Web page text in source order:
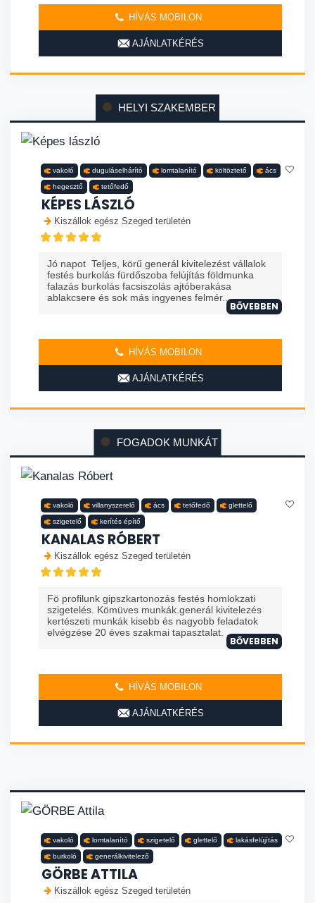
HÍVÁS MOBILON
AJÁNLATKÉRÉS
HELYI SZAKEMBER
vakoló duguláselhárító lomtalanító költöztető ács
hegesztő tetőfedő
KÉPES LÁSZLÓ
Kiszállok egész Szeged területén
Jó napot Teljes, körű generál kivitelezést vállalok
festés burkolás fürdőszoba felújítás földmunka
falazás burkolás facsiszolás ajtóberakása
ablakcsere és sok más ingyenes felmér...
BŐVEBBEN
HÍVÁS MOBILON
AJÁNLATKÉRÉS
FOGADOK MUNKÁT
vakoló villanyszerelő ács tetőfedő glettelő
szigetelő kerítés építő
KANALAS RÓBERT
Kiszállok egész Szeged területén
Fö profilunk gipszkartonozás festés homlokzati
szigetelés. Kömüves munkák.generál kivitelezés
kertészeti munkák kisebb és nagyobb feladatok
elvégzése 20 éves szakmai tapasztalat. ...
BŐVEBBEN
HÍVÁS MOBILON
AJÁNLATKÉRÉS
vakoló lomtalanító szigetelő glettelő lakásfelújítás
burkoló generálkivitelező
GÖRBE ATTILA
Kiszállok egész Szeged területén